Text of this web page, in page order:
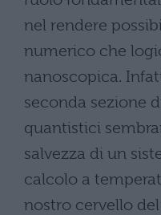
nel rendere
numerico che
nanoscopica.
seconda sezione
quantistici
salvezza di un
calcolo a
nostro cervello del